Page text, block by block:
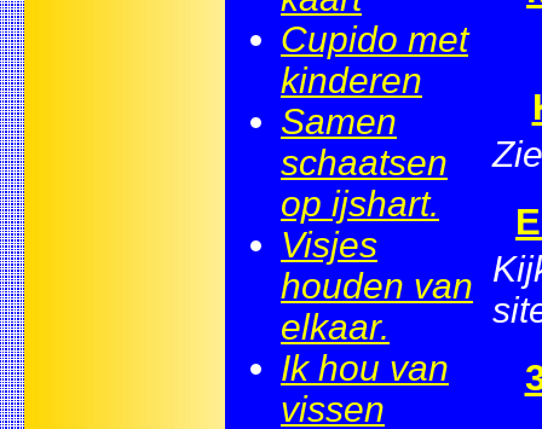
Cupido met
kinderen
Samen
schaatsen
op ijshart.
Visjes
houden van
elkaar.
Ik hou van
vissen